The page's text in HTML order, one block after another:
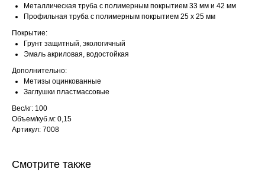
Металлическая труба с полимерным покрытием 33 мм и 42 мм
Профильная труба с полимерным покрытием 25 х 25 мм
Покрытие:
Грунт защитный, экологичный
Эмаль акриловая, водостойкая
Дополнительно:
Метизы оцинкованные
Заглушки пластмассовые
Вес/кг: 100
Объем/куб.м: 0,15
Артикул: 7008
Смотрите также